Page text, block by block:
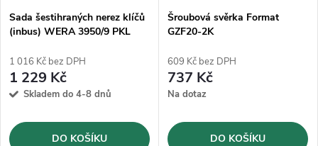
Sada šestihraných nerez klíčů
(inbus) WERA 3950/9 PKL
1 016 Kč bez DPH
1 229 Kč
Skladem do 4-8 dnů
DO KOŠÍKU
Šroubová svěrka Format
GZF20-2K
609 Kč bez DPH
737 Kč
Na dotaz
DO KOŠÍKU